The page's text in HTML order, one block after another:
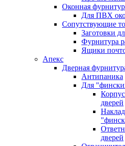
Оконная
Для ПВХ
Сопутствующие
Заготовки
Фурнитура
Ящики
Апекс
Дверная
Антипаника
Для
дверей
дверей